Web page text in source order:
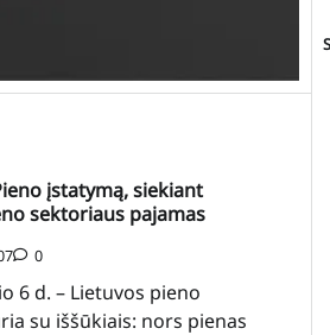
įstatymą, siekiant
sektoriaus pajamas
0
6 d. – Lietuvos pieno
su iššūkiais: nors pienas